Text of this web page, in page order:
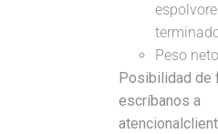
Peso
Posibilidad de
escríbanos a